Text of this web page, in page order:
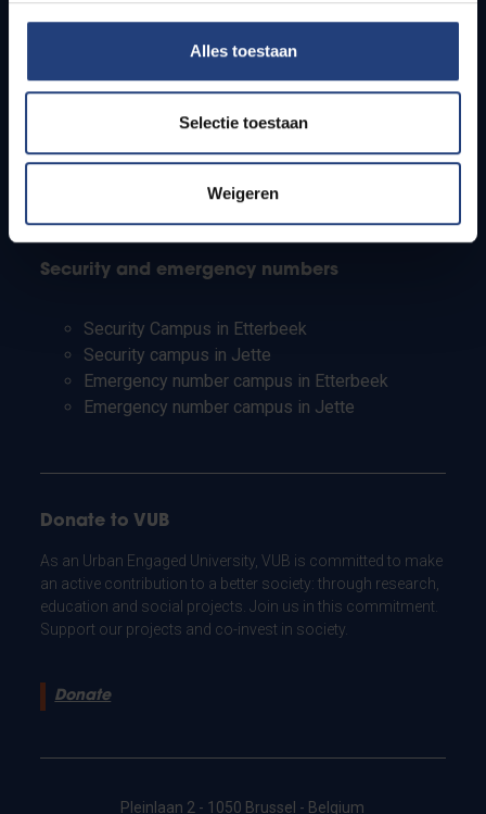
Alles toestaan
Selectie toestaan
Weigeren
Students
PhD students
Teachers and secondary schools
Working students
Security and emergency numbers
Security Campus in Etterbeek
Security campus in Jette
Emergency number campus in Etterbeek
Emergency number campus in Jette
Donate to VUB
As an Urban Engaged University, VUB is committed to make
an active contribution to a better society: through research,
education and social projects. Join us in this commitment.
Support our projects and co-invest in society.
Donate
Pleinlaan 2 - 1050 Brussel - Belgium